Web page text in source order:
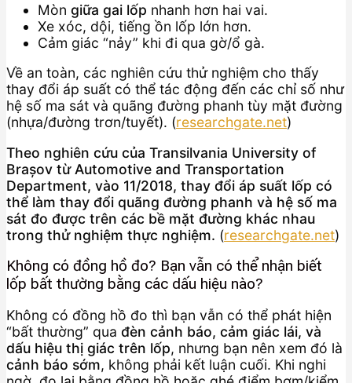
Mòn giữa gai lốp nhanh hơn hai vai.
Xe xóc, dội, tiếng ồn lốp lớn hơn.
Cảm giác “nảy” khi đi qua gờ/ổ gà.
Về an toàn, các nghiên cứu thử nghiệm cho thấy
thay đổi áp suất có thể tác động đến các chỉ số như
hệ số ma sát và quãng đường phanh tùy mặt đường
(nhựa/đường trơn/tuyết). (researchgate.net)
Theo nghiên cứu của Transilvania University of
Brașov từ Automotive and Transportation
Department, vào 11/2018, thay đổi áp suất lốp có
thể làm thay đổi quãng đường phanh và hệ số ma
sát đo được trên các bề mặt đường khác nhau
trong thử nghiệm thực nghiệm. (researchgate.net)
Không có đồng hồ đo? Bạn vẫn có thể nhận biết
lốp bất thường bằng các dấu hiệu nào?
Không có đồng hồ đo thì bạn vẫn có thể phát hiện
“bất thường” qua đèn cảnh báo, cảm giác lái, và
dấu hiệu thị giác trên lốp, nhưng bạn nên xem đó là
cảnh báo sớm, không phải kết luận cuối. Khi nghi